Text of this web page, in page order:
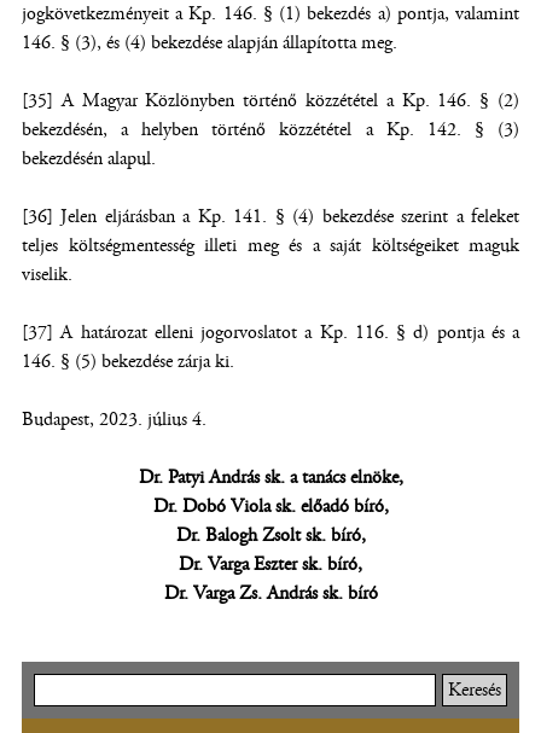
jogkövetkezményeit a Kp. 146. § (1) bekezdés a) pontja, valamint
146. § (3), és (4) bekezdése alapján állapította meg.
[35] A Magyar Közlönyben történő közzététel a Kp. 146. § (2)
bekezdésén, a helyben történő közzététel a Kp. 142. § (3)
bekezdésén alapul.
[36] Jelen eljárásban a Kp. 141. § (4) bekezdése szerint a feleket
teljes költségmentesség illeti meg és a saját költségeiket maguk
viselik.
[37] A határozat elleni jogorvoslatot a Kp. 116. § d) pontja és a
146. § (5) bekezdése zárja ki.
Budapest, 2023. július 4.
Dr. Patyi András sk. a tanács elnöke,
Dr. Dobó Viola sk. előadó bíró,
Dr. Balogh Zsolt sk. bíró,
Dr. Varga Eszter sk. bíró,
Dr. Varga Zs. András sk. bíró